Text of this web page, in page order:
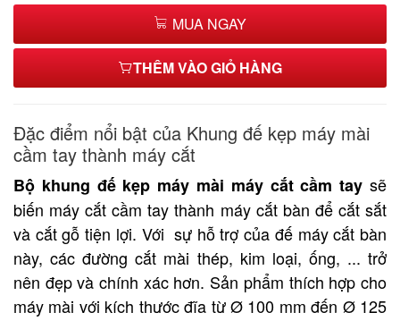
MUA NGAY
THÊM VÀO GIỎ HÀNG
Đặc điểm nổi bật của Khung đế kẹp máy mài
cầm tay thành máy cắt
Bộ khung đế kẹp máy mài máy cắt cầm tay sẽ
biến máy cắt cầm tay thành máy cắt bàn để cắt sắt
và cắt gỗ tiện lợi. Với sự hỗ trợ của đế máy cắt bàn
này, các đường cắt mài thép, kim loại, ống, ... trở
nên đẹp và chính xác hơn. Sản phẩm thích hợp cho
máy mài với kích thước đĩa từ Ø 100 mm đến Ø 125